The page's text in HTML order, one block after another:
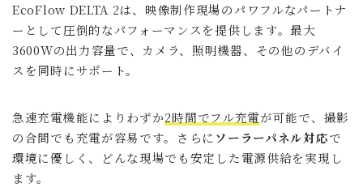
EcoFlow DELTA 2は、映像制作現場のパワフルなパートナ
ーとして圧倒的なパフォーマンスを提供します。最大
3600Wの出力容量で、カメラ、照明機器、その他のデバイ
スを同時にサポート。
急速充電機能によりわずか2時間でフル充電が可能で、撮影
の合間でも充電が容易です。さらに ソーラーパネル対応で
環境に優しく、どんな現場でも安定した電源供給を実現し
ます。